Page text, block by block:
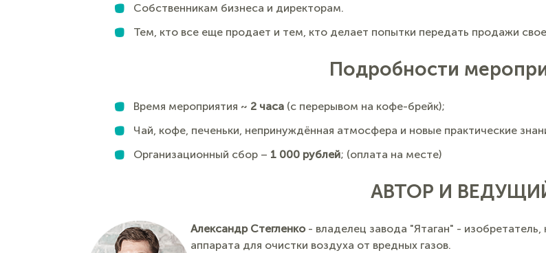
Собственникам бизнеса и директорам.
Тем, кто все еще продает и тем, кто делает попытки передать продажи
Подробности
Время мероприятия ~ 2 часа (с перерывом на кофе-брейк);
Чай, кофе, печеньки, непринуждённая атмосфера и новые практические
Организационный сбор – 1 000 рублей; (оплата на месте)
АВТОР И
Александр Стегленко- владелец завода "Ятаган" -
аппарата для очистки воздуха от вредных газов.